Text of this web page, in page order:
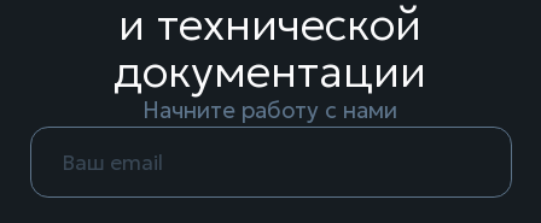
Я согласен на обработку персональных данных
и принимаю положения в политике
конфиденциальности
Получить доступ